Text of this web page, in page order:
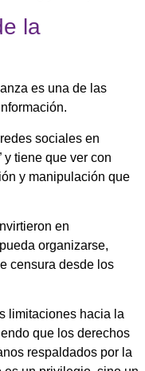
la
es una de las
sociales en
y tiene que ver con
y manipulación que
en
organizarse,
censura desde los
limitaciones hacia la
que los derechos
respaldados por la